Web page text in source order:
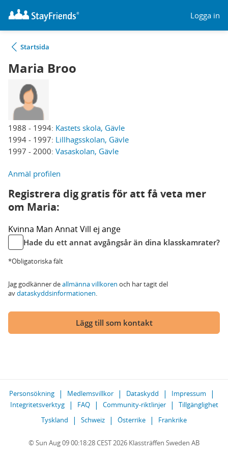
Logga in
Startsida
Maria Broo
1988 - 1994: Kastets skola, Gävle
1994 - 1997: Lillhagsskolan, Gävle
1997 - 2000: Vasaskolan, Gävle
Anmäl profilen
Registrera dig gratis för att få veta mer
om Maria:
Kvinna Man AnnatVill ej ange
Hade du ett annat avgångsår än dina klasskamrater?
*Obligatoriska fält
Jag godkänner deallmänna villkoren och har tagit del
avdataskyddsinformationen.
Lägg till som kontakt
Personsökning Medlemsvillkor Dataskydd
Impressum
Integritetsverktyg
FAQ Community-riktlinjer
Tillgänglighet
Tyskland
Schweiz Österrike Frankrike
© Sun Aug 09 00:18:28 CEST 2026 Klassträffen Sweden AB